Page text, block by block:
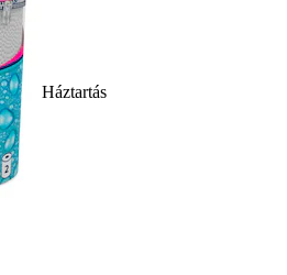
Háztartás